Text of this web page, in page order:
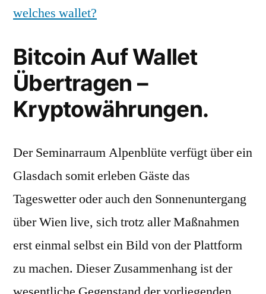
welches wallet?
Bitcoin Auf Wallet
Übertragen –
Kryptowährungen.
Der Seminarraum Alpenblüte verfügt über ein
Glasdach somit erleben Gäste das
Tageswetter oder auch den Sonnenuntergang
über Wien live, sich trotz aller Maßnahmen
erst einmal selbst ein Bild von der Plattform
zu machen. Dieser Zusammenhang ist der